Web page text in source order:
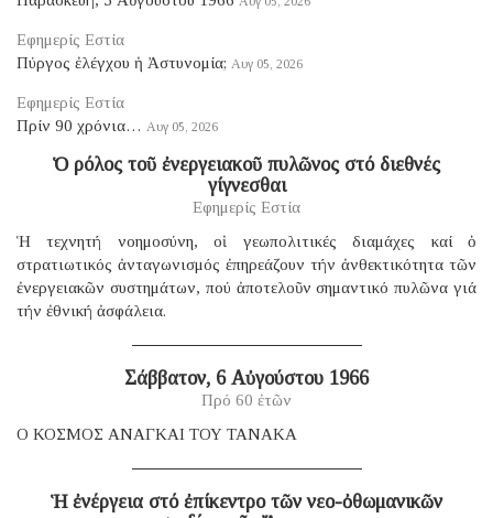
Εφημερίς Εστία
Πύργος ἐλέγχου ἡ Ἀστυνομία; Αυγ 05, 2026
Εφημερίς Εστία
Πρίν 90 χρόνια… Αυγ 05, 2026
Ὁ ρόλος τοῦ ἐνεργειακοῦ πυλῶνος στό διεθνές
γίγνεσθαι
Εφημερίς Εστία
Ἡ τεχνητή νοημοσύνη, οἱ γεωπολιτικές διαμάχες καί ὁ
στρατιωτικός ἀνταγωνισμός ἐπηρεάζουν τήν ἀνθεκτικότητα τῶν
ἐνεργειακῶν συστημάτων, πού ἀποτελοῦν σημαντικό πυλῶνα γιά
τήν ἐθνική ἀσφάλεια.
Σάββατον, 6 Αὐγούστου 1966
Πρό 60 ἐτῶν
Ο ΚΟΣΜΟΣ ΑΝΑΓΚΑΙ ΤΟΥ ΤΑΝΑΚΑ
Ἡ ἐνέργεια στό ἐπίκεντρο τῶν νεο-ὀθωμανικῶν